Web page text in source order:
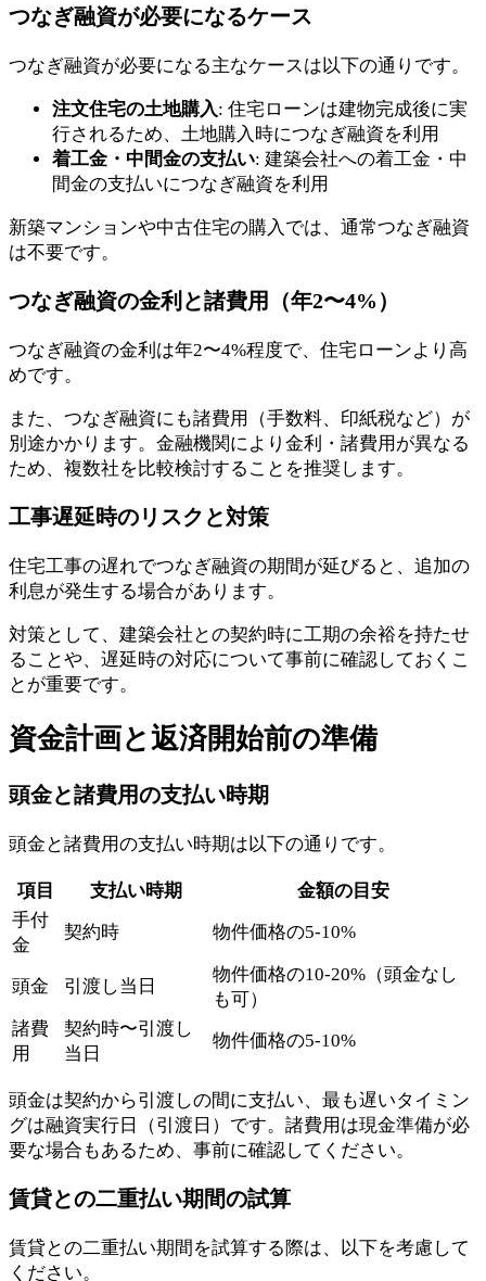
つなぎ融資が必要になるケース
つなぎ融資が必要になる主なケースは以下の通りです。
注文住宅の土地購入: 住宅ローンは建物完成後に実
行されるため、土地購入時につなぎ融資を利用
着工金・中間金の支払い: 建築会社への着工金・中
間金の支払いにつなぎ融資を利用
新築マンションや中古住宅の購入では、通常つなぎ融資
は不要です。
つなぎ融資の金利と諸費用（年2〜4%）
つなぎ融資の金利は年2〜4%程度で、住宅ローンより高
めです。
また、つなぎ融資にも諸費用（手数料、印紙税など）が
別途かかります。金融機関により金利・諸費用が異なる
ため、複数社を比較検討することを推奨します。
工事遅延時のリスクと対策
住宅工事の遅れでつなぎ融資の期間が延びると、追加の
利息が発生する場合があります。
対策として、建築会社との契約時に工期の余裕を持たせ
ることや、遅延時の対応について事前に確認しておくこ
とが重要です。
資金計画と返済開始前の準備
頭金と諸費用の支払い時期
頭金と諸費用の支払い時期は以下の通りです。
項目 支払い時期
金額の目安
手付
金
契約時 物件価格の5-10%
頭金 引渡し当日
物件価格の10-20%（頭金なし
も可）
諸費
用
契約時〜引渡し
当日
物件価格の5-10%
頭金は契約から引渡しの間に支払い、最も遅いタイミン
グは融資実行日（引渡日）です。諸費用は現金準備が必
要な場合もあるため、事前に確認してください。
賃貸との二重払い期間の試算
賃貸との二重払い期間を試算する際は、以下を考慮して
ください。